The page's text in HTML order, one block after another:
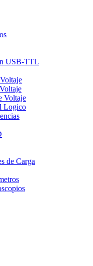
USB-TTL
Voltaje
Logico
de Carga